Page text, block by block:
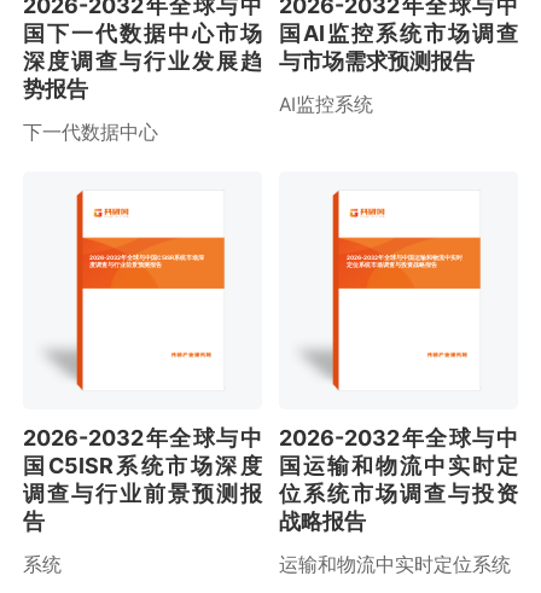
国下一代数据中心市场
深度调查与行业发展趋
势报告
下一代数据中心
国AI监控系统市场调查
与市场需求预测报告
AI监控系统
2026-2032年全球与中国C5ISR系统市场深
度调查与行业前景预测报告
2026-2032年全球与中
国C5ISR系统市场深度
调查与行业前景预测报
告
系统
2026-2032年全球与中国运输和物流中实时
定位系统市场调查与投资战略报告
2026-2032年全球与中
国运输和物流中实时定
位系统市场调查与投资
战略报告
运输和物流中实时定位系统